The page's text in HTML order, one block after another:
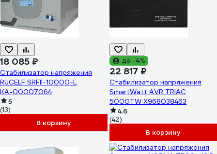
18 085 ₽
Стабилизатор напряжения
RUCELF SRFII-10000-L
КА-00007064
5
(13)
В корзину
до -4%
22 817 ₽
Стабилизатор напряжения
SmartWatt AVR TRIAC
5000TW X968038463
4.6
(42)
В корзину